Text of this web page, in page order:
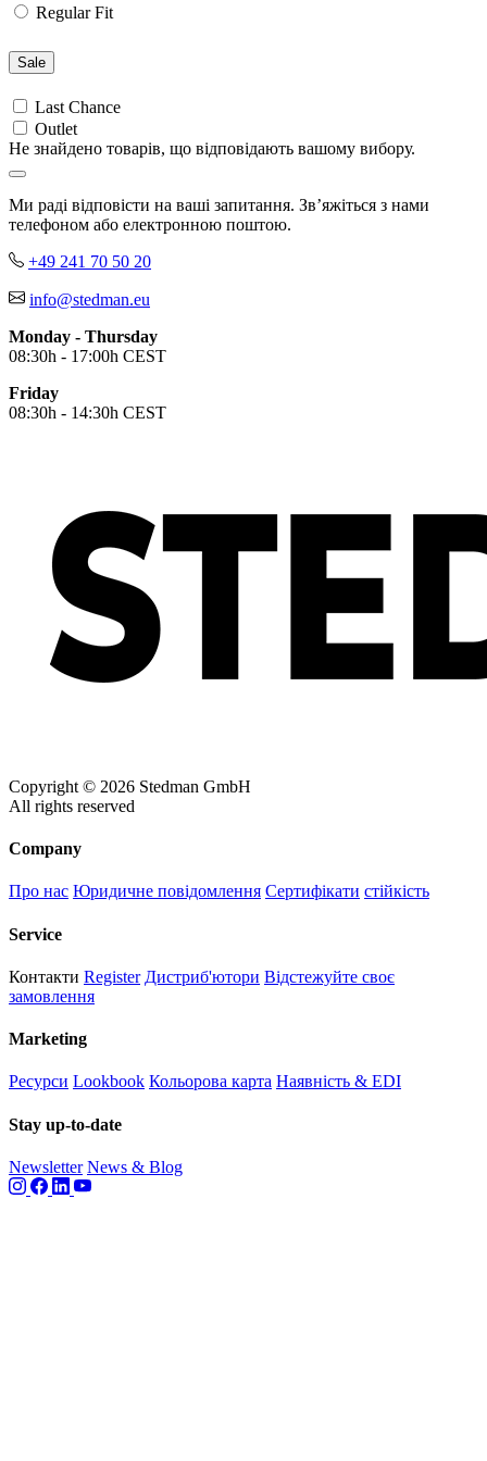
Coral Heather (CLH)
Deep Lilac (DLC)
Burgundy Red (BGR)
Bordeaux (BOD)
Crimson Red (CSR)
Cyber Orange (COR)
Brilliant Orange (BOR)
Salmon (SAL)
Yellow (YEL)
Sunflower Yellow (SUN)
Bright Lime (BLI)
Kiwi Green (KIW)
Kelly Green (KEG)
Natural (NAT)
Blue Midnight Dip (BMD)
Light Grey Melange (LGM)
Regular Fit
Sale
Last Chance
Outlet
Не знайдено товарів, що відповідають вашому вибору.
Ми раді відповісти на ваші запитання. Зв’яжіться з нами
телефоном або електронною поштою.
+49 241 70 50 20
info@stedman.eu
Monday - Thursday
08:30h - 17:00h CEST
Friday
08:30h - 14:30h CEST
Copyright © 2026 Stedman GmbH
All rights reserved
Company
Про нас Юридичне повідомлення Сертифікати стійкість
Service
Контакти Register Дистриб'ютори Відстежуйте своє
замовлення
Marketing
Ресурси Lookbook Кольорова карта Наявність & EDI
Stay up-to-date
Newsletter News & Blog